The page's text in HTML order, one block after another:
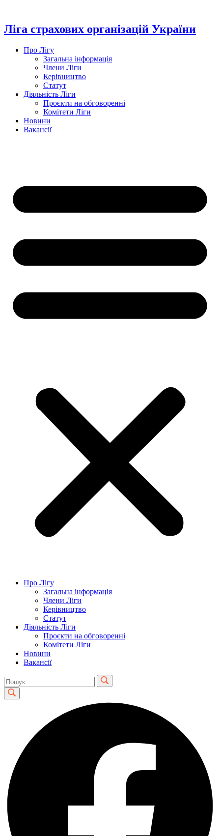
вмісту
Ліга страхових організацій України
Про Лігу
Загальна інформація
Члени Ліги
Керівництво
Статут
Діяльність Ліги
Проєкти на обговоренні
Комітети Ліги
Новини
Вакансії
Про Лігу
Загальна інформація
Члени Ліги
Керівництво
Статут
Діяльність Ліги
Проєкти на обговоренні
Комітети Ліги
Новини
Вакансії